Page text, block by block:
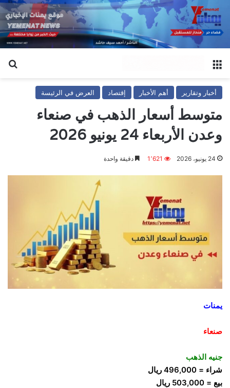
أخبار وتقارير أهم الأخبار إقتصاد العرض في الرئيسة
متوسط أسعار الذهب في صنعاء
وعدن الأربعاء 24 يونيو 2026
24 يونيو، 2026 1٬621 دقيقة واحدة
يمنات
صنعاء
جنيه الذهب
شراء = 496,000 ريال
بيع = 503,000 ريال